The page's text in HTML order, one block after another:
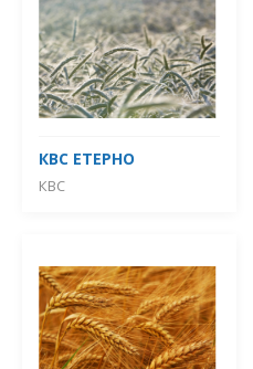
КВС ЕТЕРНО
КВС